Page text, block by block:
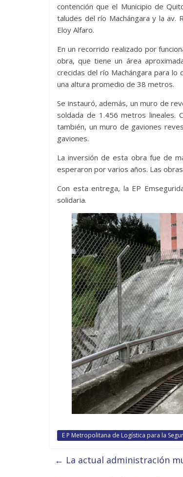
contención que el Municipio de
taludes del río Machángara y la av.
Eloy Alfaro.
En un recorrido realizado por
obra, que tiene un área
crecidas del río Machángara para
una altura promedio de 38 metros.
Se instauró, además, un muro de
soldada de 1.456 metros lineales.
también, un muro de gaviones
gaviones.
La inversión de esta obra fue de
esperaron por varios años. Las
Con esta entrega, la EP
solidaria.
E P Metropolitana de Logística para la
← La actual administración